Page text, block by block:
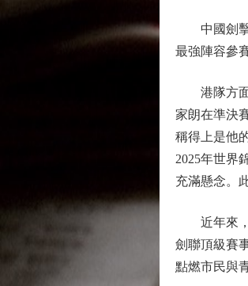
中國劍擊
最強陣容參
港隊方面
家朗在準決
稱得上是他
2025年世界
充滿懸念。
近年來，
劍聯頂級賽
點燃市民與